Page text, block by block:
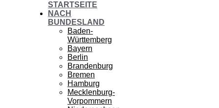
STARTSEITE
NACH
BUNDESLAND
Baden-
Württemberg
Bayern
Berlin
Brandenburg
Bremen
Hamburg
Mecklenburg-
Vorpommern